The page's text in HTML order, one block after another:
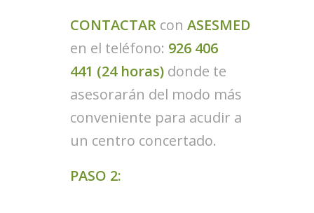
CONTACTAR con ASESMED
en el teléfono: 926 406
441 (24 horas) donde te
asesorarán del modo más
conveniente para acudir a
un centro concertado.
PASO 2: